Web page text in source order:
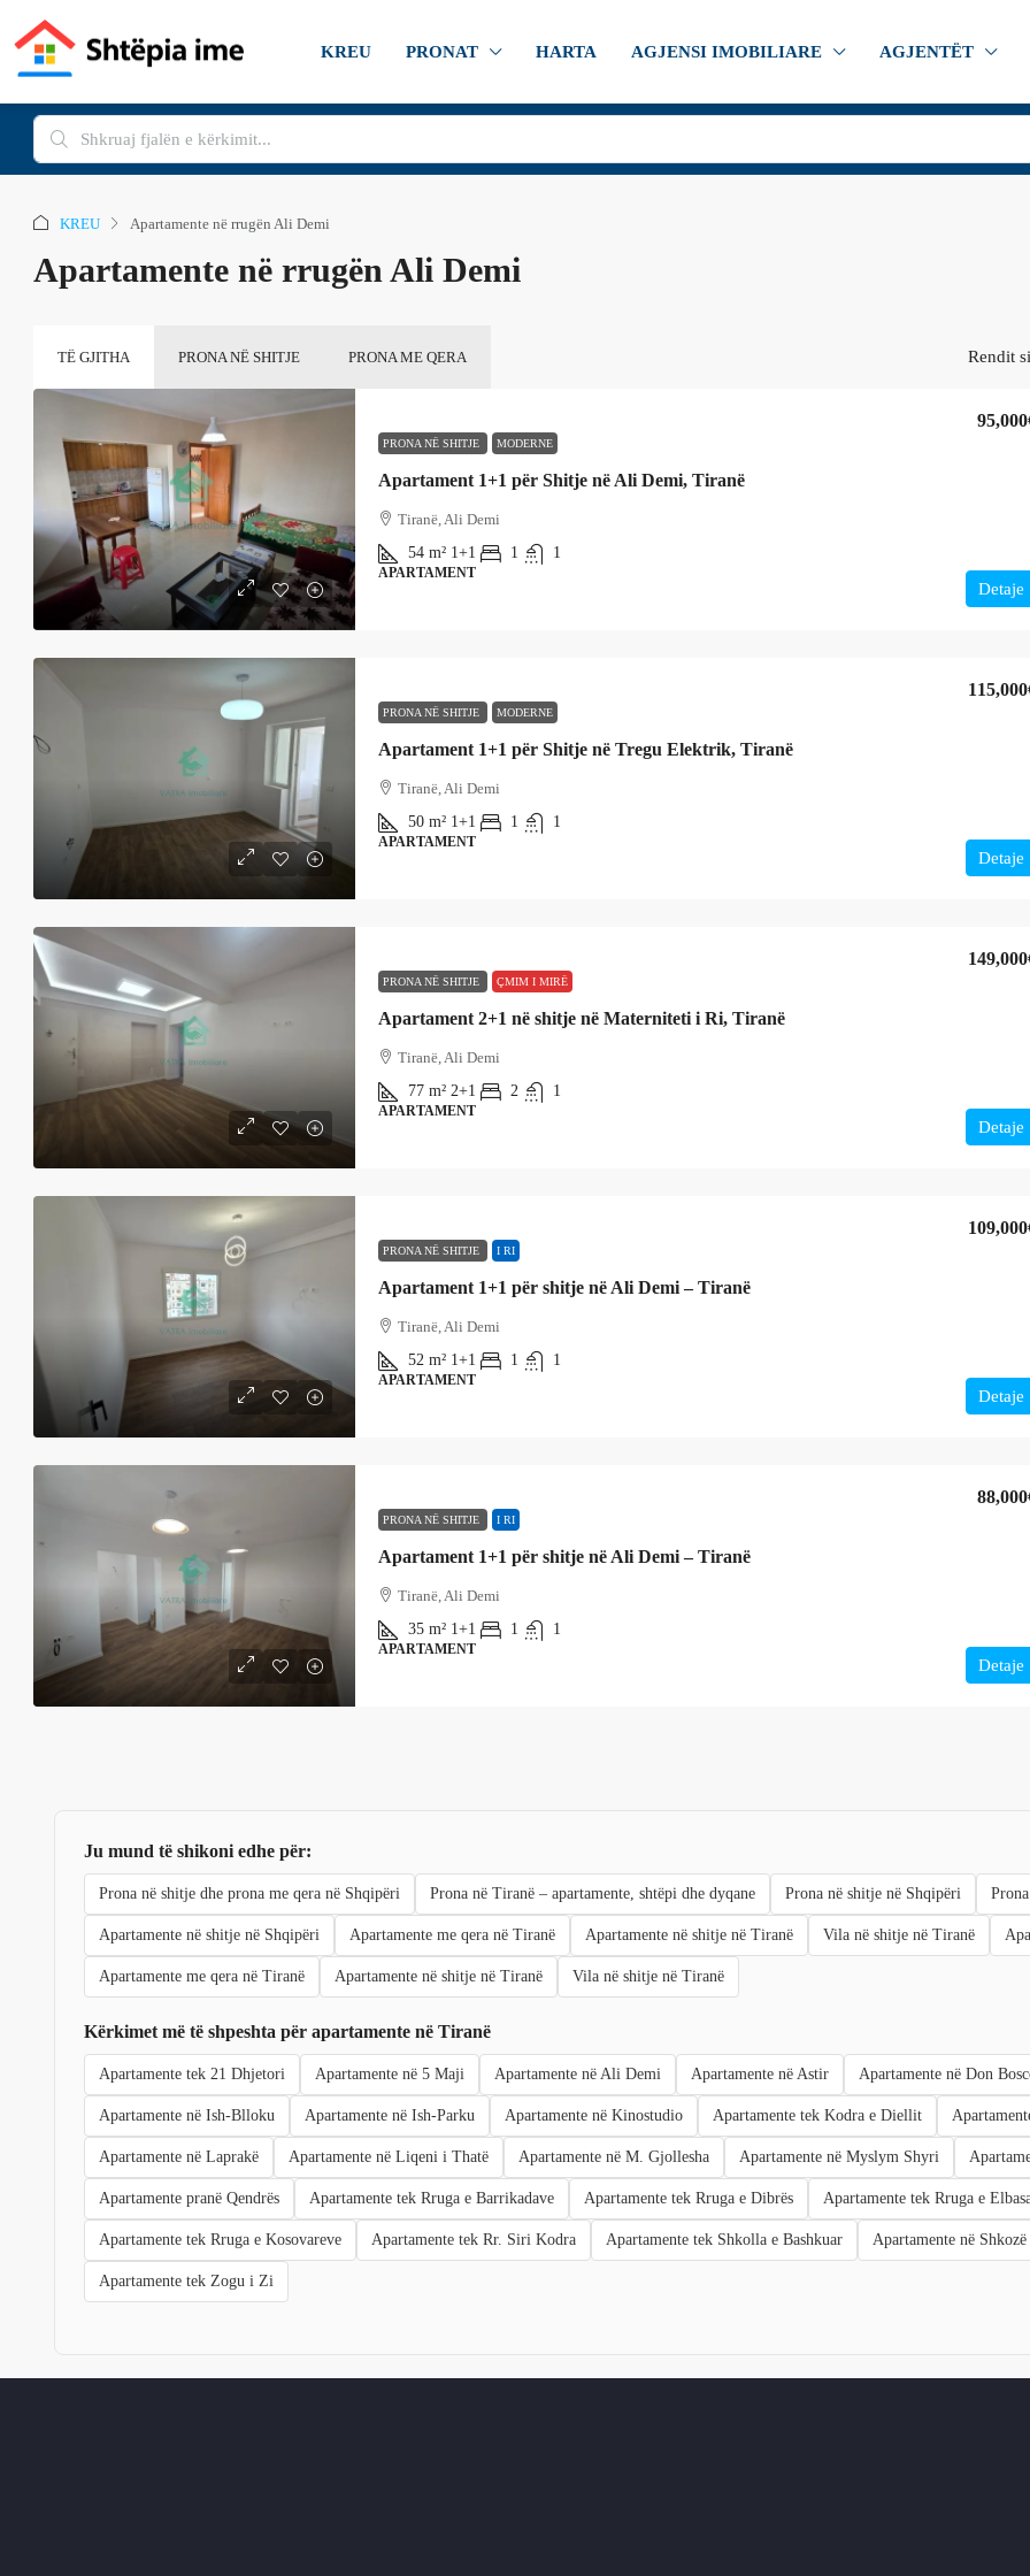
KREU PRONAT HARTA AGJENSI IMOBILIARE AGJENTËT
KREU Apartamente në rrugën Ali Demi
Apartamente në rrugën Ali Demi
TË GJITHA PRONA NË SHITJE PRONA ME QERA Rendit
PRONA NË SHITJE MODERNE
Apartament 1+1 për Shitje në Ali Demi, Tiranë
Tiranë, Ali Demi
54 m² 1+1 1 1
APARTAMENT
Detaje
PRONA NË SHITJE MODERNE
Apartament 1+1 për Shitje në Tregu Elektrik, Tiranë
Tiranë, Ali Demi
50 m² 1+1 1 1
APARTAMENT
Detaje
PRONA NË SHITJE ÇMIM I MIRË
Apartament 2+1 në shitje në Materniteti i Ri, Tiranë
Tiranë, Ali Demi
77 m² 2+1 2 1
APARTAMENT
Detaje
PRONA NË SHITJE I RI
Apartament 1+1 për shitje në Ali Demi – Tiranë
Tiranë, Ali Demi
52 m² 1+1 1 1
APARTAMENT
Detaje
PRONA NË SHITJE I RI
Apartament 1+1 për shitje në Ali Demi – Tiranë
Tiranë, Ali Demi
35 m² 1+1 1 1
APARTAMENT
Detaje
Ju mund të shikoni edhe për:
Prona në shitje dhe prona me qera në Shqipëri Prona në Tiranë – apartamente, shtëpi dhe dyqane Prona në shitje në Shqipëri
Apartamente në shitje në Shqipëri Apartamente me qera në Tiranë Apartamente në shitje në Tiranë Vila në shitje në Tiranë
Apartamente me qera në Tiranë Apartamente në shitje në Tiranë Vila në shitje në Tiranë
Kërkimet më të shpeshta për apartamente në Tiranë
Apartamente tek 21 Dhjetori Apartamente në 5 Maji Apartamente në Ali Demi Apartamente në Astir Apartamente në Don
Apartamente në Ish-Blloku Apartamente në Ish-Parku Apartamente në Kinostudio Apartamente tek Kodra e Diellit
Apartamente në Laprakë Apartamente në Liqeni i Thatë Apartamente në M. Gjollesha Apartamente në Myslym Shyri
Apartamente pranë Qendrës Apartamente tek Rruga e Barrikadave Apartamente tek Rruga e Dibrës Apartamente tek Rruga e
Apartamente tek Rruga e Kosovareve Apartamente tek Rr. Siri Kodra Apartamente tek Shkolla e Bashkuar Apartamente në Shkozë
Apartamente tek Zogu i Zi